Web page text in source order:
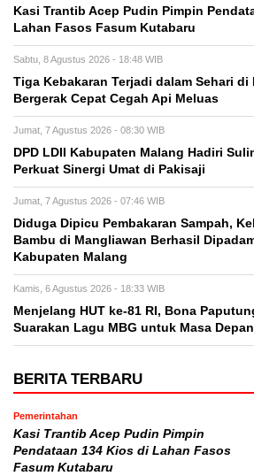
Kasi Trantib Acep Pudin Pimpin
Lahan Fasos Fasum Kutabaru
Sabtu, 8 Agustus 2026 - 18:48 WIB
Tiga Kebakaran Terjadi dalam Sehari di
Bergerak Cepat Cegah Api Meluas
Jumat, 7 Agustus 2026 - 08:30 WIB
DPD LDII Kabupaten Malang Hadiri
Perkuat Sinergi Umat di Pakisaji
Jumat, 7 Agustus 2026 - 07:46 WIB
Diduga Dipicu Pembakaran Sampah,
Bambu di Mangliawan Berhasil
Kabupaten Malang
Kamis, 6 Agustus 2026 - 18:33 WIB
Menjelang HUT ke-81 RI, Bona
Suarakan Lagu MBG untuk Masa
BERITA TERBARU
Pemerintahan
Kasi Trantib Acep Pudin Pimpin
Pendataan 134 Kios di Lahan Fasos
Fasum Kutabaru